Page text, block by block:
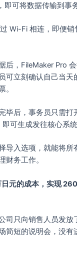
即可将数据传输到事
Wi-Fi 相连，即便销
后，FileMaker Pro
可立刻确认自己当天
。
毕后，事务员只需打
可生成发往核心系统
导入选项，就能将所
财务工作。
元的成本，实现
司只向销售人员发放
简短的说明会，没有